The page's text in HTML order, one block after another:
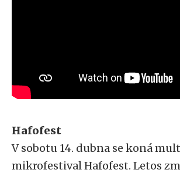
Hafofest
V sobotu 14. dubna se koná
mikrofestival Hafofest. Letos